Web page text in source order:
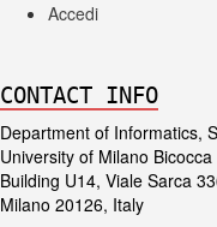
Accedi
CONTACT INFO
Department of Informatics,
University of Milano Bicocca
Building U14, Viale Sarca
Milano 20126, Italy